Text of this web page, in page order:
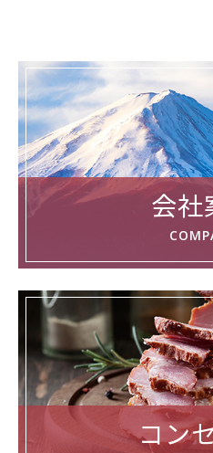
会社
コン